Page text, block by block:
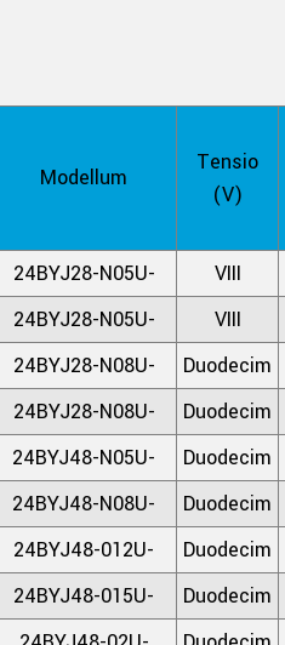
Modellum
Tensio
(V)
24BYJ28-N05U- VIII
24BYJ28-N05U-
VIII
24BYJ28-N08U-
Duodecim
24BYJ28-N08U-
Duodecim
24BYJ48-N05U-
Duodecim
24BYJ48-N08U-
Duodecim
24BYJ48-012U-
Duodecim
24BYJ48-015U-
Duodecim